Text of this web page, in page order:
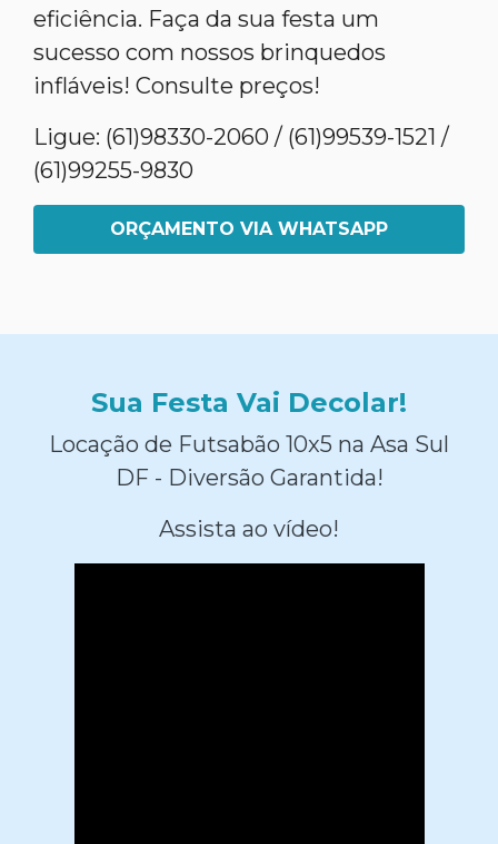
eficiência. Faça da sua festa um
sucesso com nossos brinquedos
infláveis! Consulte preços!
Ligue: (61)98330-2060 / (61)99539-1521 /
(61)99255-9830
ORÇAMENTO VIA WHATSAPP
Sua Festa Vai Decolar!
Locação de Futsabão 10x5 na Asa Sul
DF - Diversão Garantida!
Assista ao vídeo!